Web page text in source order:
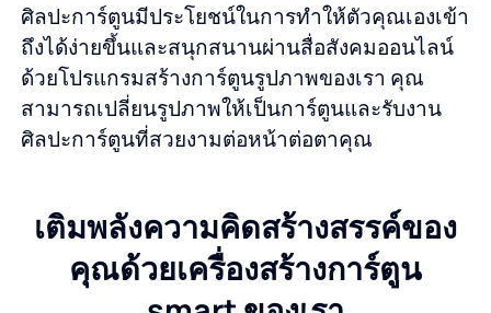
ศิลปะการ์ตูนมีประโยชน์ในการทำให้ตัวคุณเองเข้า
ถึงได้ง่ายขึ้นและสนุกสนานผ่านสื่อสังคมออนไลน์
ด้วยโปรแกรมสร้างการ์ตูนรูปภาพของเรา คุณ
สามารถเปลี่ยนรูปภาพให้เป็นการ์ตูนและรับงาน
ศิลปะการ์ตูนที่สวยงามต่อหน้าต่อตาคุณ
เติมพลังความคิดสร้างสรรค์ของ
คุณด้วยเครื่องสร้างการ์ตูน